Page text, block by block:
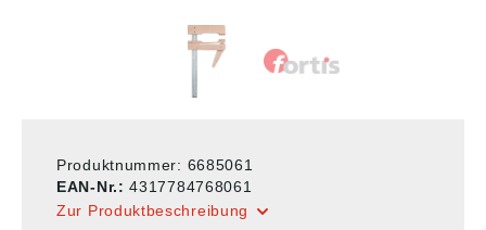
Produktnummer: 6685061
EAN-Nr.:4317784768061
Zur Produktbeschreibung